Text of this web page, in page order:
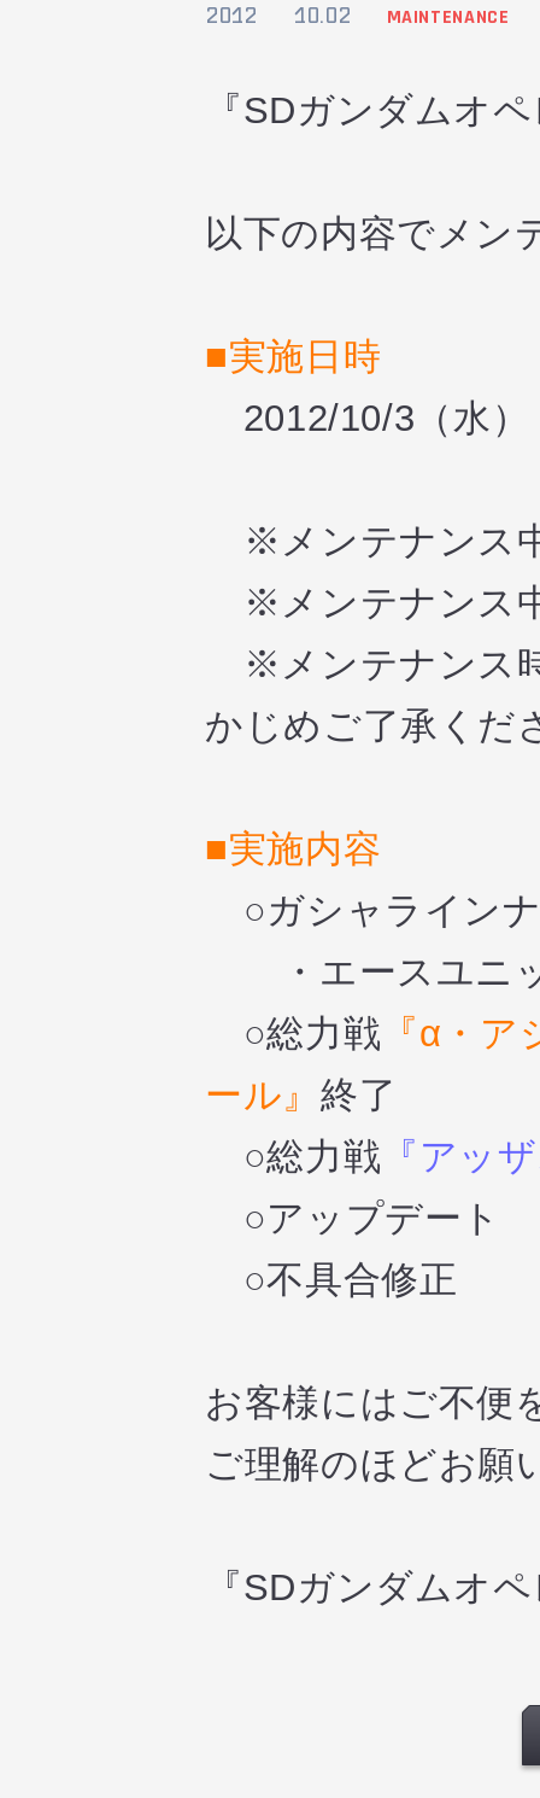
2012 10.02 MAINTENANCE
『SDガンダムオ
以下の内容でメン
■実施日時
2012/10/3（水）
※メンテナンス
※メンテナンス
※メンテナンス
かじめご了承くだ
■実施内容
○ガシャライン
・エースユニ
○総力戦 『α・
ール』 終了
○総力戦 『アッ
○アップデート
○不具合修正
お客様にはご不便
ご理解のほどお願
『SDガンダムオ